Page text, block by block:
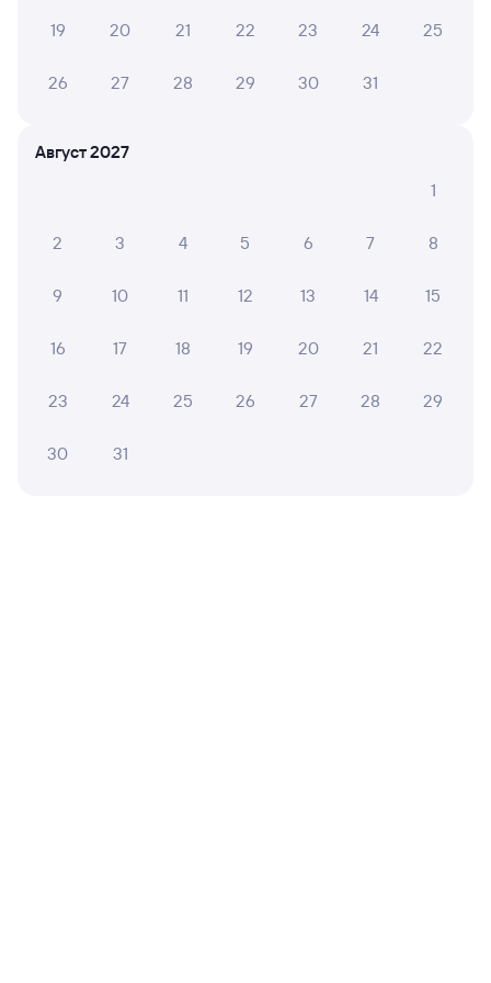
19 20 21 22 23 24 25
26 27 28 29 30 31
Август 2027
1
2 3 4 5 6 7 8
9 10 11 12 13 14 15
16 17 18 19 20 21 22
23 24 25 26 27 28 29
30 31